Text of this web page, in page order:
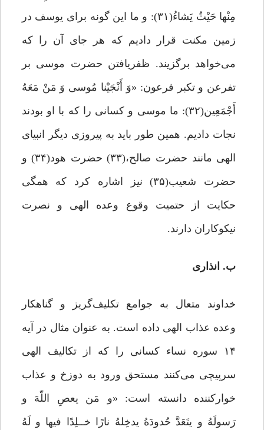
مِنْها حَیْثُ یَشاءُ(۳۱): و ما این گونه براى یوسف در
زمین مکنت قرار دادیم که هر جاى آن را که
مى‌خواهد برگزیند. ظفریافتن حضرت موسی بر
تفرعن و تکبر فرعون: «وَ أَنْجَیْنا مُوسى‌ وَ مَنْ مَعَهُ
أَجْمَعِین(۳۲): ما موسى و کسانى را که با او بودند
نجات دادیم. همین طور باید به پیروزی دیگر انبیای
الهی مانند حضرت صالح،(۳۳) حضرت هود(۳۴) و
حضرت شعیب(۳۵) نیز اشاره کرد که همگی
حکایت از حتمیت وقوع وعده الهی و نصرت
نیکوکاران دارند.
ب. انذاری
خداوند متعال به جوامع تکلیف‌گریز و گناهکار
وعده عذاب الهی داده است. به عنوان مثال در آیه
۱۴ سوره نساء کسانی را که از تکالیف الهی
سرپیچی می‌کنند مستحق ورود به دوزخ و عذاب
خوارکننده دانسته است: «و مَن یعصِ اللّهَ و
رَسولَهُ و یتَعَدَّ حُدودَهُ یدخِلهُ نارًا خــلِدًا فیها و لَهُ